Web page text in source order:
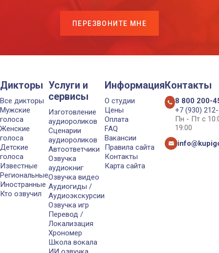
ПЕРЕЗВОНИТЕ МНЕ
Дикторы
Все дикторы
Мужские
голоса
Женские
голоса
Детские
голоса
Известные
Региональные
Иностранные
Кто озвучил
Услуги и
сервисы
Изготовление
аудиороликов
Сценарии
аудиороликов
Автоответчики
Озвучка
аудиокниг
Озвучка видео
Аудиогиды /
Аудиоэкскурсии
Озвучка игр
Перевод /
Локализация
Хрономер
Школа вокала
Информация
О студии
Цены
Оплата
FAQ
Вакансии
Правила сайта
Контакты
Карта сайта
Контакты
8 800 200-
+7 (930)
Пн - Пт с
19:00